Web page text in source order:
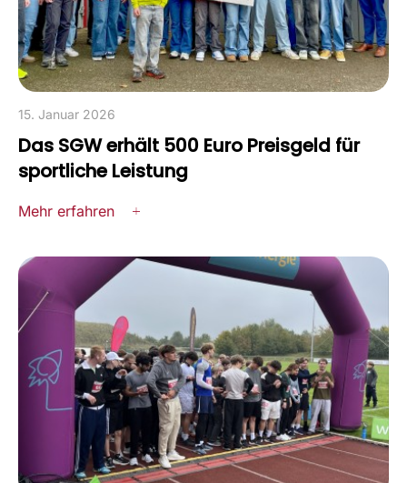
15. Januar 2026
Das SGW erhält 500 Euro Preisgeld für
sportliche Leistung
Mehr erfahren